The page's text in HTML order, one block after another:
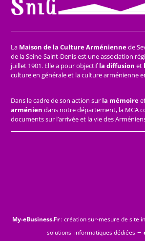
La Maison de la Culture Arméniennede
de la Seine-Saint-Denis est une association
juillet 1901. Elle a pour objectifla diffusion et
culture en générale et la culture arménienne
Dans le cadre de son action sur la mémoire
arménien dans notre département, la MCA
documents sur l’arrivée et la vie des
My-eBusiness.Fr: création sur-mesure de site
solutions informatiques dédiées –